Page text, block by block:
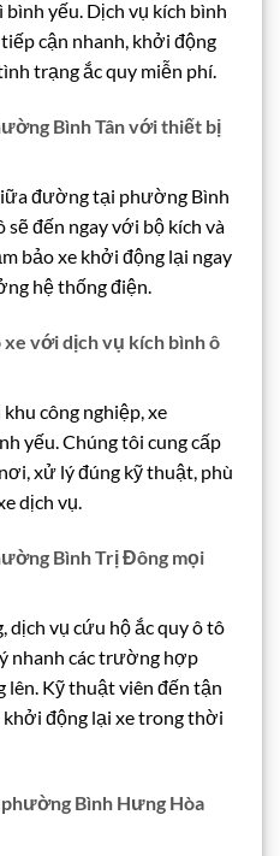
yếu. Dịch vụ kích bình
cận nhanh, khởi động
trạng ắc quy miễn phí.
Bình Tân với thiết bị
đường tại phường Bình
sẽ đến ngay với bộ kích và
bảo xe khởi động lại ngay
hệ thống điện.
với dịch vụ kích bình ô
công nghiệp, xe
yếu. Chúng tôi cung cấp
xử lý đúng kỹ thuật, phù
dịch vụ.
Bình Trị Đông mọi
vụ cứu hộ ắc quy ô tô
nhanh các trường hợp
lên. Kỹ thuật viên đến tận
động lại xe trong thời
Bình Hưng Hòa